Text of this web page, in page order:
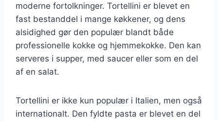
moderne fortolkninger. Tortellini er blevet en
fast bestanddel i mange køkkener, og dens
alsidighed gør den populær blandt både
professionelle kokke og hjemmekokke. Den kan
serveres i supper, med saucer eller som en del
af en salat.
Tortellini er ikke kun populær i Italien, men også
internationalt. Den fyldte pasta er blevet en del